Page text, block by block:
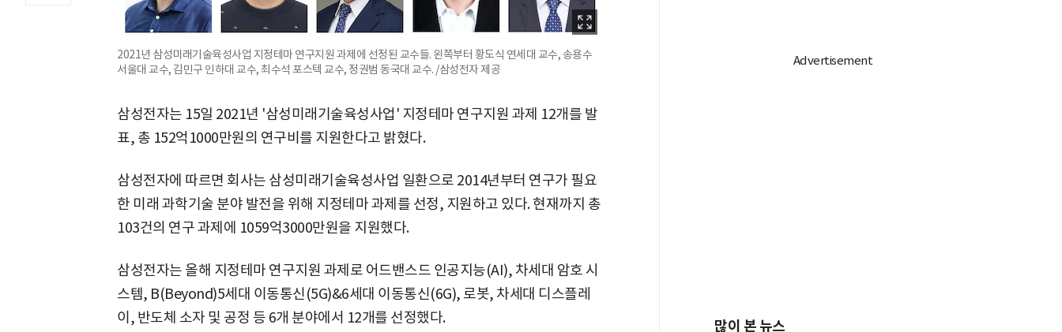
2021년 삼성미래기술육성사업 지정테마 연구지원 과제에 선정된 교수들. 왼쪽부터 황도식 연세대 교수, 송용수
서울대 교수, 김민구 인하대 교수, 최수석 포스텍 교수, 정권범 동국대 교수. /삼성전자 제공
삼성전자는 15일 2021년 '삼성미래기술육성사업' 지정테마 연구지원 과제 12개를 발
표, 총 152억1000만원의 연구비를 지원한다고 밝혔다.
삼성전자에 따르면 회사는 삼성미래기술육성사업 일환으로 2014년부터 연구가 필요
한 미래 과학기술 분야 발전을 위해 지정테마 과제를 선정, 지원하고 있다. 현재까지 총
103건의 연구 과제에 1059억3000만원을 지원했다.
삼성전자는 올해 지정테마 연구지원 과제로 어드밴스드 인공지능(AI), 차세대 암호 시
스템, B(Beyond)5세대 이동통신(5G)&6세대 이동통신(6G), 로봇, 차세대 디스플레
이, 반도체 소자 및 공정 등 6개 분야에서 12개를 선정했다.
많이 본 뉴스